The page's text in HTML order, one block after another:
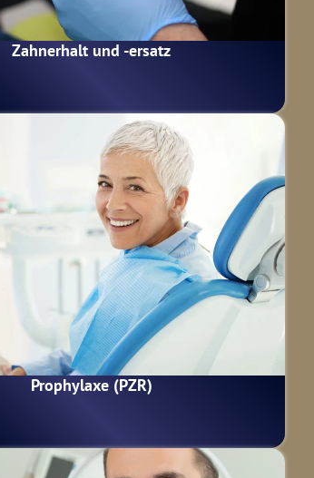
Zahnerhalt und -ersatz
Prophylaxe (PZR)